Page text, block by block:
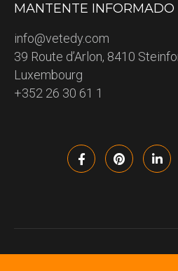
MANTENTE INFORMADO
info@vetedy.com
39 Route d’Arlon, 8410
Luxembourg
+352 26 30 61 1